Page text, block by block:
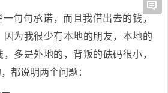
句句承诺，而且我借出去的钱，
因为我很少有本地的朋友，本地的
多是外地的，背叛的砝码很小，
都说明两个问题：